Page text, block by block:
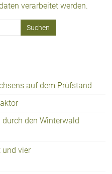
verarbeitet werden.
auf dem Prüfstand
den Winterwald
und vier